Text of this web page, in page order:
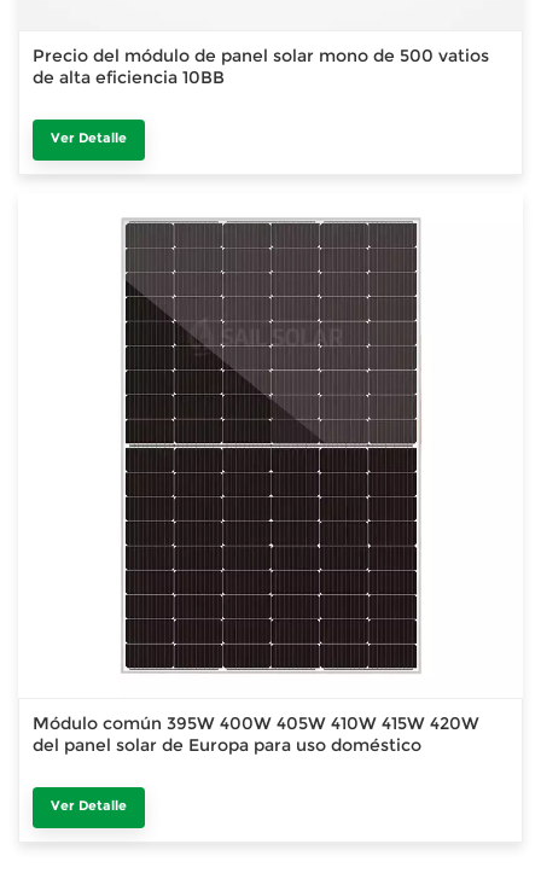
Precio del módulo de panel solar mono de 500 vatios
de alta eficiencia 10BB
Ver Detalle
Módulo común 395W 400W 405W 410W 415W 420W
del panel solar de Europa para uso doméstico
Ver Detalle